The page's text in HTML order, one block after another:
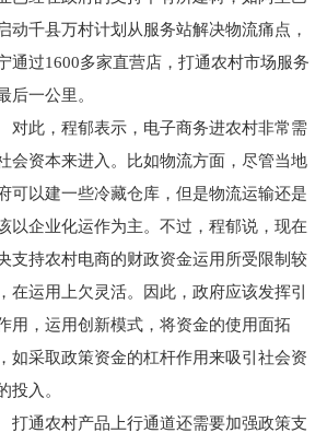
动千县万村计划从服务站解决物流痛点，
通过1600多家直营店，打通农村市场服务
后一公里。
对此，程郁表示，电子商务进农村非常需
会资本来进入。比如物流方面，尽管当地
可以建一些冷藏仓库，但是物流运输还是
以企业化运作为主。不过，程郁说，现在
支持农村电商的财政资金运用所受限制较
在运用上欠灵活。因此，政府应该发挥引
用，运用创新模式，将资金的使用面拓
如采取政策资金的杠杆作用来吸引社会资
投入。
打通农村产品上行通道还需要加强政策支